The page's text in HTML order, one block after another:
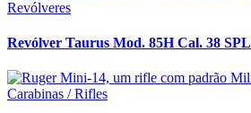
Revólveres
Revólver Taurus Mod. 85H Cal. 38 SPL
Carabinas / Rifles